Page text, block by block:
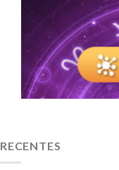
RECENTES